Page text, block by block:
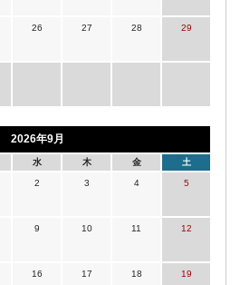
26 27 28 29
2026年9月
水 木 金 土
2 3 4 5
9 10 11 12
16 17 18 19